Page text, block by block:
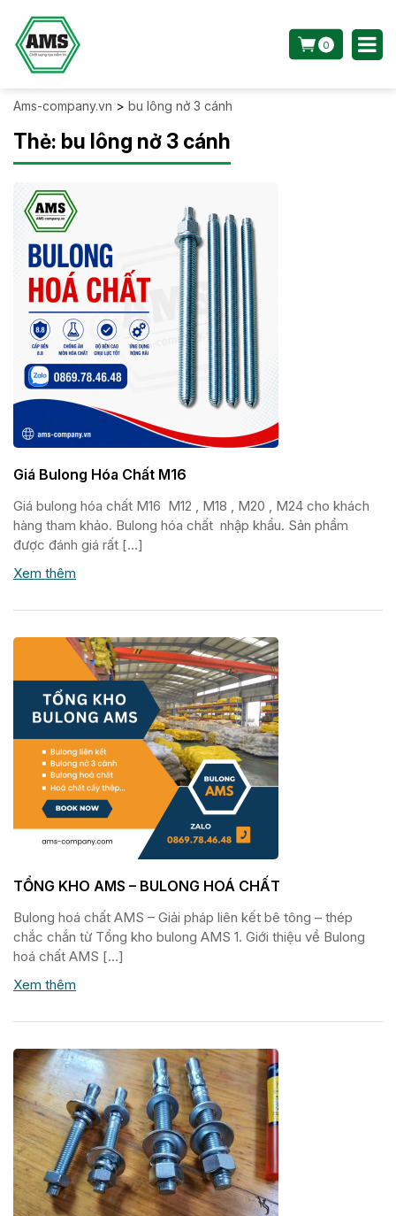
0
Ams-company.vn > bu lông nở 3 cánh
Thẻ: bu lông nở 3 cánh
Giá Bulong Hóa Chất M16
Giá bulong hóa chất M16 M12 , M18 , M20 , M24 cho khách
hàng tham khảo. Bulong hóa chất nhập khẩu. Sản phẩm
được đánh giá rất […]
Xem thêm
TỔNG KHO AMS – BULONG HOÁ CHẤT
Bulong hoá chất AMS – Giải pháp liên kết bê tông – thép
chắc chắn từ Tổng kho bulong AMS 1. Giới thiệu về Bulong
hoá chất AMS […]
Xem thêm